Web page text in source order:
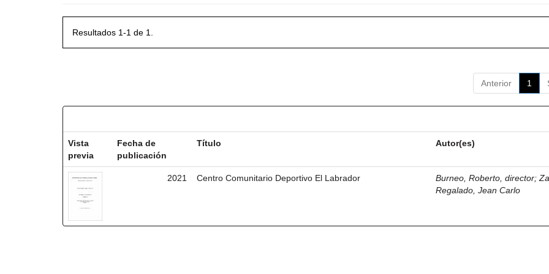
Resultados 1-1 de 1.
Anterior 1
Vista
previa
Fecha de
publicación
Título Autor(es)
2021 Centro Comunitario Deportivo El Labrador Burneo, Roberto, director;
Regalado, Jean Carlo